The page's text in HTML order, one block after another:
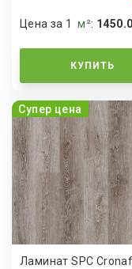
Цена за 1м²:
КУПИТЬ
Супер цена
Ламинат SPC